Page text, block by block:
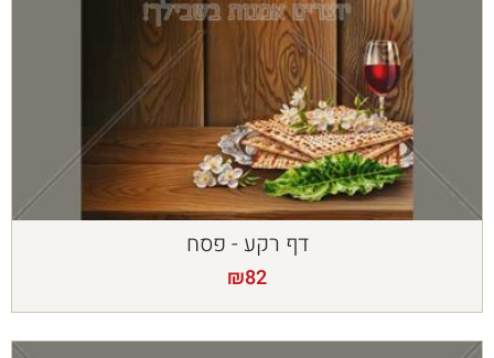
דף רקע - פסח
₪82